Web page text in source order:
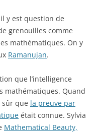
y est question de
grenouilles comme
mathématiques. On y
Ramanujan.
que l’intelligence
mathématiques. Quand
sûr que la preuve par
était connue. Sylvia
Mathematical Beauty,